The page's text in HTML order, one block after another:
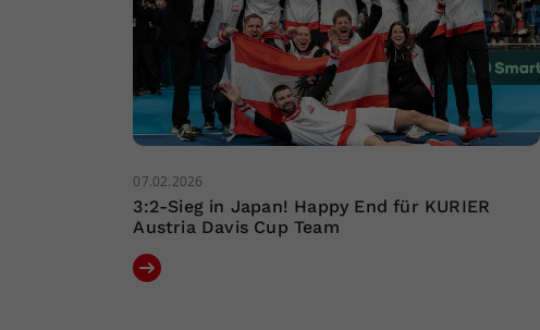
07.02.2026
3:2-Sieg in Japan! Happy End für KURIER
Austria Davis Cup Team